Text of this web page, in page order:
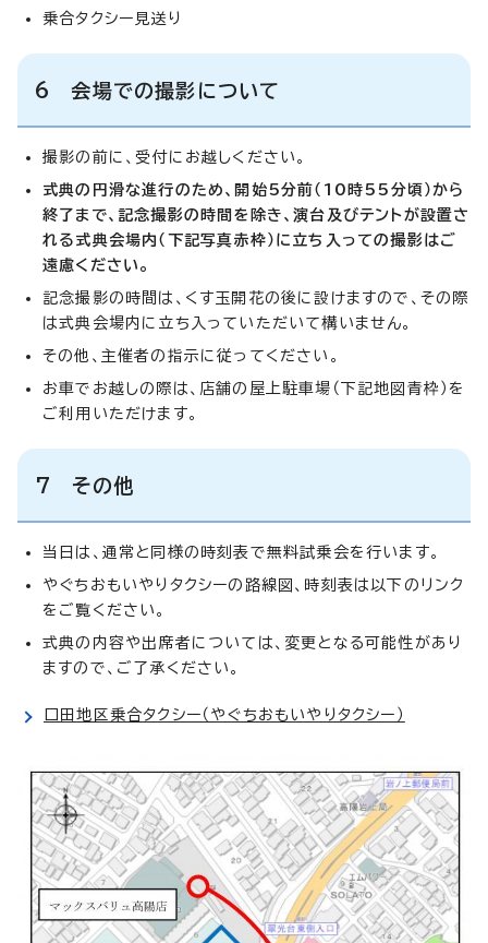
乗合タクシー見送り
6 会場での撮影について
撮影の前に、受付にお越しください。
式典の円滑な進行のため、開始5分前（10時55分頃）から
終了まで、記念撮影の時間を除き、演台及びテントが設置さ
れる式典会場内（下記写真赤枠）に立ち入っての撮影はご
遠慮ください。
記念撮影の時間は、くす玉開花の後に設けますので、その際
は式典会場内に立ち入っていただいて構いません。
その他、主催者の指示に従ってください。
お車でお越しの際は、店舗の屋上駐車場（下記地図青枠）を
ご利用いただけます。
7 その他
当日は、通常と同様の時刻表で無料試乗会を行います。
やぐちおもいやりタクシーの路線図、時刻表は以下のリンク
をご覧ください。
式典の内容や出席者については、変更となる可能性があり
ますので、ご了承ください。
口田地区乗合タクシー（やぐちおもいやりタクシー）